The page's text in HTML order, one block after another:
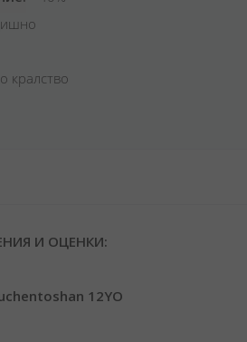
кралство
И ОЦЕНКИ:
12YO